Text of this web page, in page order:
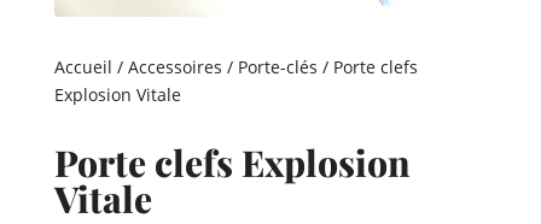
Accueil / Accessoires / Porte-clés / Porte clefs
Explosion Vitale
Porte clefs Explosion
Vitale